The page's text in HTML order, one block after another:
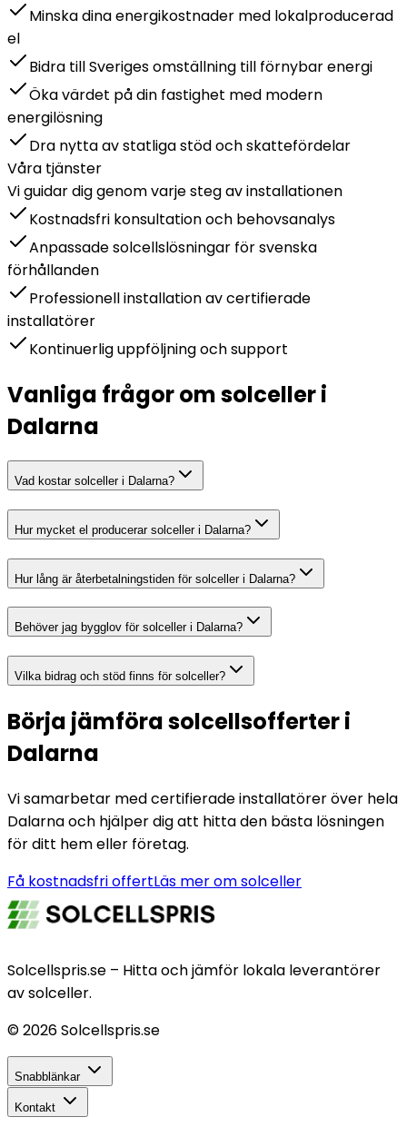
Minska dina energikostnader med lokalproducerad
el
Bidra till Sveriges omställning till förnybar energi
Öka värdet på din fastighet med modern
energilösning
Dra nytta av statliga stöd och skattefördelar
Våra tjänster
Vi guidar dig genom varje steg av installationen
Kostnadsfri konsultation och behovsanalys
Anpassade solcellslösningar för svenska
förhållanden
Professionell installation av certifierade
installatörer
Kontinuerlig uppföljning och support
Vanliga frågor om solceller i
Dalarna
Vad kostar solceller i Dalarna?
Hur mycket el producerar solceller i Dalarna?
Hur lång är återbetalningstiden för solceller i Dalarna?
Behöver jag bygglov för solceller i Dalarna?
Vilka bidrag och stöd finns för solceller?
Börja jämföra solcellsofferter i
Dalarna
Vi samarbetar med certifierade installatörer över hela
Dalarna och hjälper dig att hitta den bästa lösningen
för ditt hem eller företag.
Få kostnadsfri offertLäs mer om solceller
Solcellspris.se – Hitta och jämför lokala leverantörer
av solceller.
©2026Solcellspris.se
Snabblänkar
Kontakt